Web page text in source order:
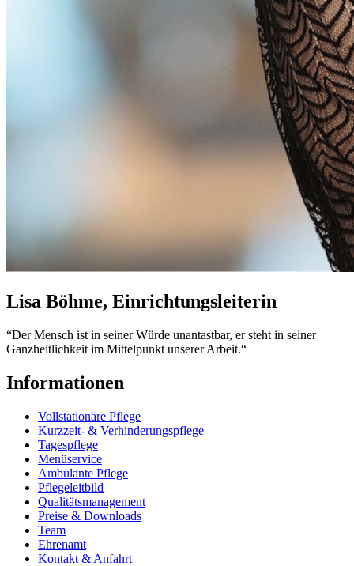
Lisa Böhme, Einrichtungsleiterin
“Der Mensch ist in seiner Würde unantastbar, er steht in seiner
Ganzheitlichkeit im Mittelpunkt unserer Arbeit.“
Informationen
Vollstationäre Pflege
Kurzzeit- & Verhinderungspflege
Tagespflege
Menüservice
Ambulante Pflege
Pflegeleitbild
Qualitätsmanagement
Preise & Downloads
Team
Ehrenamt
Kontakt & Anfahrt